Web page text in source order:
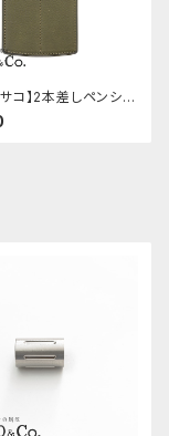
サコ】2本差しペンシー
ボックス (オリーバ)